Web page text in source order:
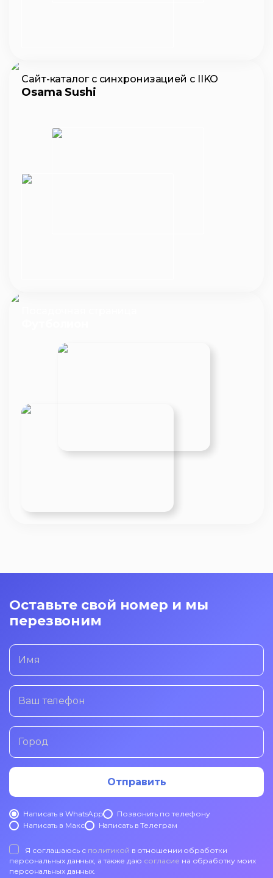
Сайт-каталог с синхронизацией с IIKO
Osama Sushi
Оставьте свой номер и мы
перезвоним
Имя
Ваш телефон
Город
Отправить
Написать в WhatsApp
Позвонить по телефону
Написать в Mакс
Написать в Телеграм
Я соглашаюсь с политикой в отношении обработки
персональных данных, а также даю согласие на обработку моих
персональных данных.